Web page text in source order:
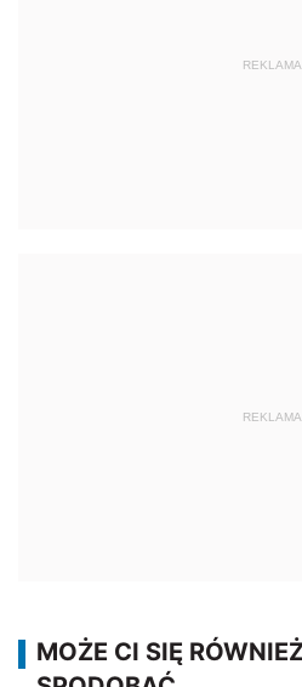
REKLAMA
REKLAMA